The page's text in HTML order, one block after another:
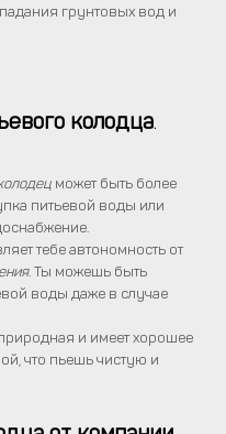
грунтовых вод и
колодца.
может быть более
питьевой воды или
тебе автономность от
. Ты можешь быть
воды даже в случае
и имеет хорошее
что пьешь чистую и